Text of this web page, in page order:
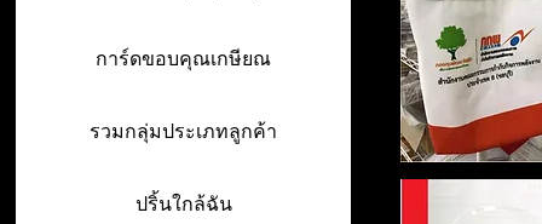
การ์ดขอบคุณเกษียณ
รวมกลุ่มประเภทลูกค้า
ปริ้นใกล้ฉัน